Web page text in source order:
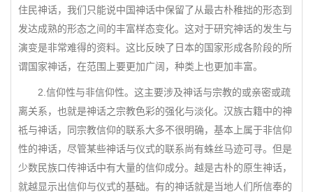
住民神话，我们只能说中国神话中保留了从最古朴稚拙的形态到
发达成熟的形态之间的丰富样态变化。这对于研究神话的发生与
演变是非常难得的资料。这比反映了日本的国家形成各阶段的所
谓国家神话，在范围上要更加广阔，种类上也更加丰富。
2.信仰性与非信仰性。这主要涉及神话与宗教的或亲密或疏
离关系，也就是神话之宗教色彩的强化与淡化。汉族古籍中的神
祗与神话，同宗教信仰的联系大多不很明确，基本上属于非信仰
性的神话，尽管某些神话与仪式的联系尚有蛛丝马迹可寻。但是
少数民族口传神话中有大量的信仰成分。越是古朴的原生神话，
就越显示出信仰与仪式的基础。有的神话就是当地人们所信奉的